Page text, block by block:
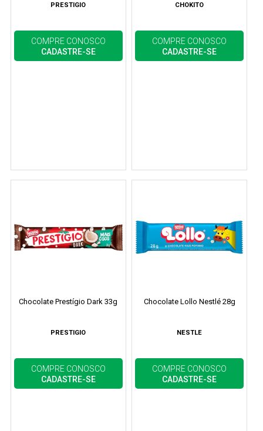
PRESTIGIO
COMPRE CONOSCO
CADASTRE-SE
CHOKITO
COMPRE CONOSCO
CADASTRE-SE
Chocolate Prestígio Dark 33g
PRESTIGIO
COMPRE CONOSCO
CADASTRE-SE
Chocolate Lollo Nestlé 28g
NESTLE
COMPRE CONOSCO
CADASTRE-SE